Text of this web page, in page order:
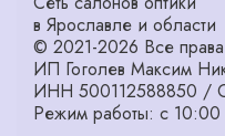
в Ярославле и области
© 2021-2026 Все
ИП Гоголев Максим
ИНН 500112588850 /
Режим работы: с